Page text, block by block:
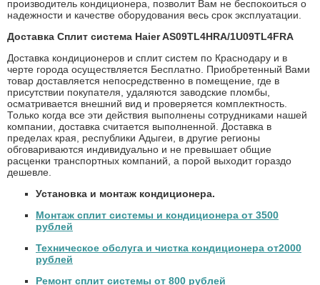
производитель кондиционера, позволит Вам не беспокоиться о
надежности и качестве оборудования весь срок эксплуатации.
Доставка Сплит система Haier AS09TL4HRA/1U09TL4FRA
Доставка кондиционеров и сплит систем по Краснодару и в
черте города осуществляется Бесплатно. Приобретенный Вами
товар доставляется непосредственно в помещение, где в
присутствии покупателя, удаляются заводские пломбы,
осматривается внешний вид и проверяется комплектность.
Только когда все эти действия выполнены сотрудниками нашей
компании, доставка считается выполненной. Доставка в
пределах края, республики Адыгеи, в другие регионы
обговариваются индивидуально и не превышает общие
расценки транспортных компаний, а порой выходит гораздо
дешевле.
Установка и монтаж кондиционера.
Монтаж сплит системы и кондиционера от 3500
рублей
Техническое обслуга и чистка кондиционера от2000
рублей
Ремонт сплит системы от 800 рублей